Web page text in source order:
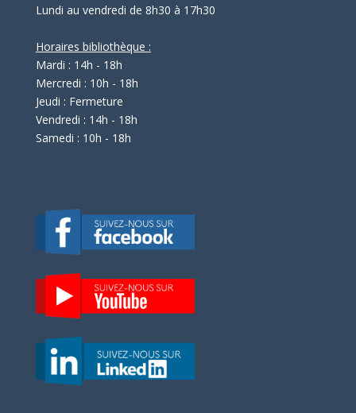
Lundi au vendredi de 8h30 à 17h30
Horaires bibliothèque :
Mardi : 14h - 18h
Mercredi : 10h - 18h
Jeudi : Fermeture
Vendredi : 14h - 18h
Samedi : 10h - 18h